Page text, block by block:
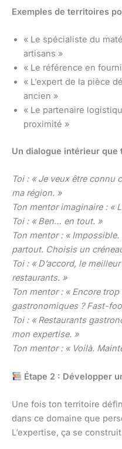
Exemples de territoires
« Le spécialiste du
artisans »
« Le référence en
« L’expert de la pièce
ancien »
« Le partenaire
proximité »
Un dialogue intérieur que
Toi : « Je veux être connu
ma région. »
Ton mentor imaginaire : «
Toi : « Ben… en tout. »
Ton mentor : «
partout. Choisis un
Toi : « D’accord, le
restaurants. »
Ton mentor : « Encore
gastronomiques ? Fast-
Toi : « Restaurants
mon expertise. »
Ton mentor : « Voilà.
Étape 2 : Développer
Une fois ton territoire
dans ce domaine que
L’expertise, ça se